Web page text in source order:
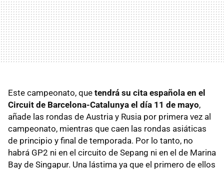
Este campeonato, que tendrá su cita española en el
Circuit de Barcelona-Catalunya el día 11 de mayo,
añade las rondas de Austria y Rusia por primera vez al
campeonato, mientras que caen las rondas asiáticas
de principio y final de temporada. Por lo tanto, no
habrá GP2 ni en el circuito de Sepang ni en el de Marina
Bay de Singapur. Una lástima ya que el primero de ellos